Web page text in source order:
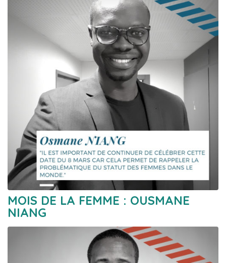
MOIS DE LA FEMME : OUSMANE
NIANG